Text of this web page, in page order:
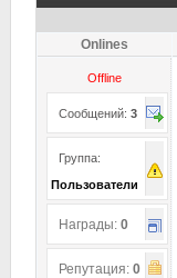
Onlines
Offline
Сообщений: 3
Группа:
Пользователи
Награды: 0
Репутация: 0